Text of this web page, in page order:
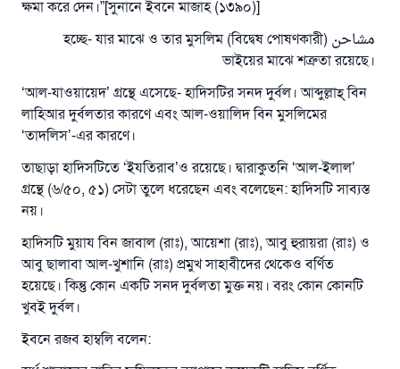
ক্ষমা করে দেন।”[সুনানে ইবনে মাজাহ (১৩৯০)]
مشاحن (বিদ্বেষ পোষণকারী) হচ্ছে- যার মাঝে ও তার মুসলিম
ভাইয়ের মাঝে শত্রুতা রয়েছে।
‘আল-যাওয়ায়েদ’ গ্রন্থে এসেছে- হাদিসটির সনদ দুর্বল। আব্দুল্লাহ্‌ বিন
লাহিআর দুর্বলতার কারণে এবং আল-ওয়ালিদ বিন মুসলিমের
‘তাদলিস’-এর কারণে।
তাছাড়া হাদিসটিতে ‘ইযতিরাব’ও রয়েছে। দ্বারাকুতনি ‘আল-ইলাল’
গ্রন্থে (৬/৫০, ৫১) সেটা তুলে ধরেছেন এবং বলেছেন: হাদিসটি সাব্যস্ত
নয়।
হাদিসটি মুয়ায বিন জাবাল (রাঃ), আয়েশা (রাঃ), আবু হুরায়রা (রাঃ) ও
আবু ছালাবা আল-খুশানি (রাঃ) প্রমুখ সাহাবীদের থেকেও বর্ণিত
হয়েছে। কিন্তু কোন একটি সনদ দুর্বলতা মুক্ত নয়। বরং কোন কোনটি
খুবই দুর্বল।
ইবনে রজব হাম্বলি বলেন: